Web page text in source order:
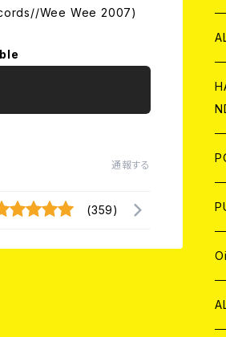
Wee Wee 2007)
通報する
(359)
CD